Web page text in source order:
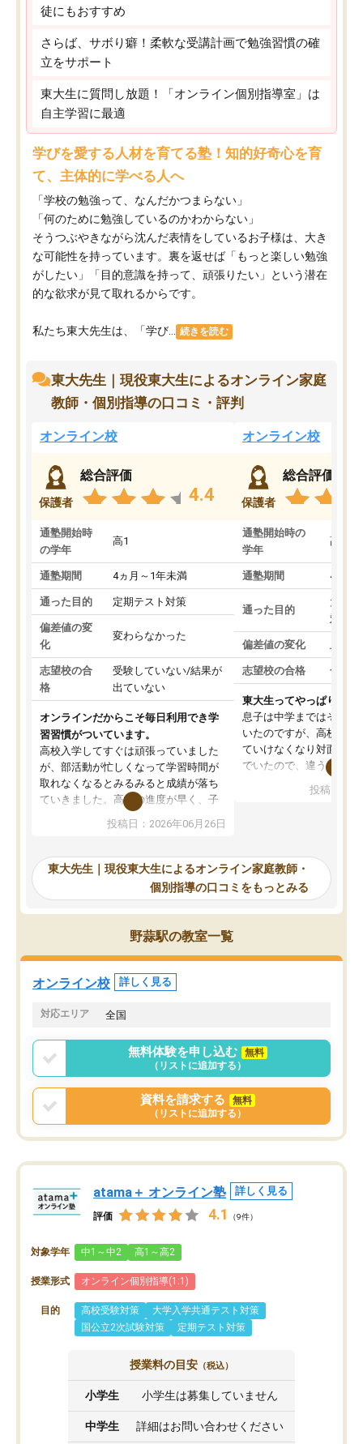
徒にもおすすめ
さらば、サボり癖！柔軟な受講計画で勉強習慣の確
立をサポート
東大生に質問し放題！「オンライン個別指導室」は
自主学習に最適
学びを愛する人材を育てる塾！知的好奇心を育
て、主体的に学べる人へ
「学校の勉強って、なんだかつまらない」
「何のために勉強しているのかわからない」
そうつぶやきながら沈んだ表情をしているお子様は、大き
な可能性を持っています。裏を返せば「もっと楽しい勉強
がしたい」「目的意識を持って、頑張りたい」という潜在
的な欲求が見て取れるからです。
私たち東大先生は、「学び... 続きを読む
東大先生｜現役東大生によるオンライン家庭
教師・個別指導の口コミ・評判
オンライン校
保護者
総合評価
4.4
通塾開始時
の学年
高1
通塾期間 4ヵ月～1年未満
通った目的 定期テスト対策
偏差値の変
化
変わらなかった
志望校の合
格
受験していない/結果が
出ていない
オンラインだからこそ毎日利用でき学
習習慣がついています。
高校入学してすぐは頑張っていました
が、部活動が忙しくなって学習時間が
取れなくなるとみるみると成績が落ち
ていきました。高校の進度が早く、子
供も家に帰って勉強の話すると嫌な反
応を示します。東大先生にお願いして
れるので、親としても安心です。毎日
使える自習室とかもあり、わからない
ところがあれば先生が回答してくれる
のも重宝しています。
投稿日：2026年06月26日
オンライン校
保護者
総合評価
通塾開始時の
学年
高3
通塾期間 4ヵ月
通った目的
大学
対策
偏差値の変化
志望校の合格 合格
東大生ってやっぱりすご
息子は中学まではそこそ
いたのですが、高校に入
ていけなくなり対面の塾
でいたので、違うアプロ
で、当初は模試でD判定
自習室が毎日使えていつ
るのが心強かったよう
謝です。
投稿日：
東大先生｜現役東大生によるオンライン家庭教師・
個別指導の口コミをもっとみる
野蒜駅の教室一覧
オンライン校 詳しく見る
対応エリア 全国
無料体験を申し込む
無料
（リストに追加する）
資料を請求する
無料
（リストに追加する）
atama＋ オンライン塾 詳しく見る
評価 4.1 （9件）
対象学年 中1～中2 高1～高2
授業形式 オンライン個別指導(1:1)
目的 高校受験対策
大学入学共通テスト対策
国公立2次試験対策
定期テスト対策
授業料の目安 （税込）
小学生 小学生は募集していません
中学生 詳細はお問い合わせください